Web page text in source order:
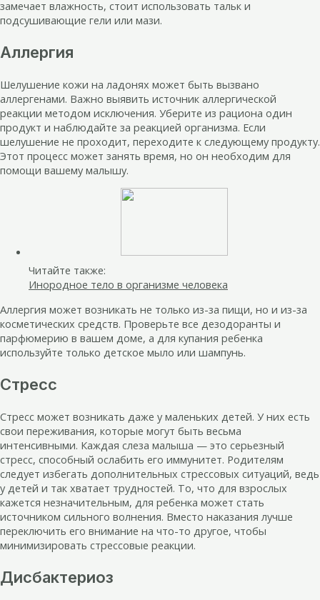
замечает влажность, стоит использовать тальк и
подсушивающие гели или мази.
Аллергия
Шелушение кожи на ладонях может быть вызвано
аллергенами. Важно выявить источник аллергической
реакции методом исключения. Уберите из рациона один
продукт и наблюдайте за реакцией организма. Если
шелушение не проходит, переходите к следующему продукту.
Этот процесс может занять время, но он необходим для
помощи вашему малышу.
Читайте также:
Инородное тело в организме человека
Аллергия может возникать не только из-за пищи, но и из-за
косметических средств. Проверьте все дезодоранты и
парфюмерию в вашем доме, а для купания ребенка
используйте только детское мыло или шампунь.
Стресс
Стресс может возникать даже у маленьких детей. У них есть
свои переживания, которые могут быть весьма
интенсивными. Каждая слеза малыша — это серьезный
стресс, способный ослабить его иммунитет. Родителям
следует избегать дополнительных стрессовых ситуаций, ведь
у детей и так хватает трудностей. То, что для взрослых
кажется незначительным, для ребенка может стать
источником сильного волнения. Вместо наказания лучше
переключить его внимание на что-то другое, чтобы
минимизировать стрессовые реакции.
Дисбактериоз